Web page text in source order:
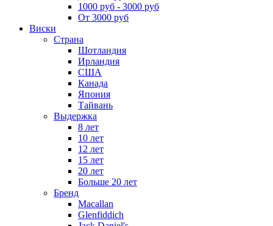
1000 руб - 3000 руб
От 3000 руб
Виски
Страна
Шотландия
Ирландия
США
Канада
Япония
Тайвань
Выдержка
8 лет
10 лет
12 лет
15 лет
20 лет
Больше 20 лет
Бренд
Macallan
Glenfiddich